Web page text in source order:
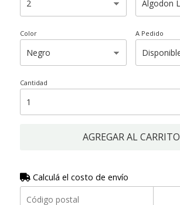
Color A Pedido
Cantidad
AGREGAR AL CARRITO
Calculá el costo de envío